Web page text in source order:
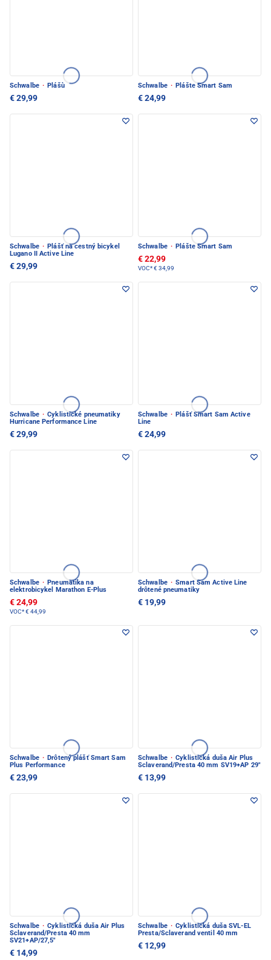
Schwalbe · Plášù
€ 29,99
Schwalbe · Plášte Smart Sam
€ 24,99
Schwalbe · Plášť na cestný bicykel
Lugano II Active Line
€ 29,99
Schwalbe · Plášte Smart Sam
€ 22,99
VOC*€ 34,99
Schwalbe · Cyklistické pneumatiky
Hurricane Performance Line
€ 29,99
Schwalbe · Plášť Smart Sam Active
Line
€ 24,99
Schwalbe · Pneumatika na
elektrobicykel Marathon E-Plus
€ 24,99
VOC*€ 44,99
Schwalbe · Smart Sam Active Line
drôtené pneumatiky
€ 19,99
Schwalbe · Drôtený plášť Smart Sam
Plus Performance
€ 23,99
Schwalbe · Cyklistická duša Air Plus
Sclaverand/Presta 40 mm SV19+AP 29"
€ 13,99
Schwalbe · Cyklistická duša Air Plus
Sclaverand/Presta 40 mm
SV21+AP/27,5"
€ 14,99
Schwalbe · Cyklistická duša SVL-EL
Presta/Sclaverand ventil 40 mm
€ 12,99